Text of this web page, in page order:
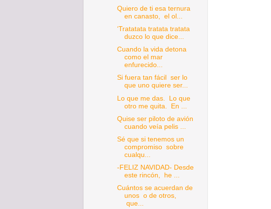
Quiero de ti esa ternura
en canasto, el ol...
‘Tratatata tratata tratata
duzco lo que dice...
Cuando la vida detona
como el mar
enfurecido...
Si fuera tan fácil ser lo
que uno quiere ser...
Lo que me das. Lo que
otro me quita. En ...
Quise ser piloto de avión
cuando veía pelis ...
Sé que si tenemos un
compromiso sobre
cualqu...
-FELIZ NAVIDAD- Desde
este rincón, he ...
Cuántos se acuerdan de
unos o de otros,
que...